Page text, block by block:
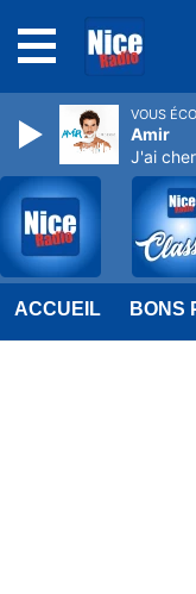
ACCUEIL BONS
VOUS
Amir
J'ai